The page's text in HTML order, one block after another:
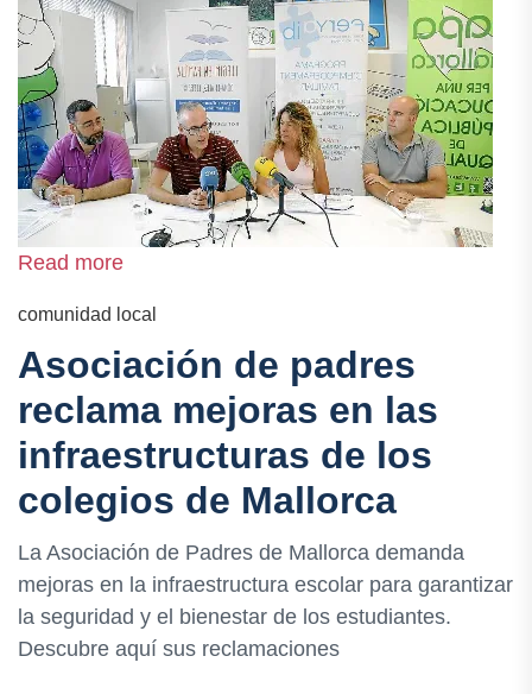
Read more
comunidad local
Asociación de padres
reclama mejoras en las
infraestructuras de los
colegios de Mallorca
La Asociación de Padres de Mallorca demanda
mejoras en la infraestructura escolar para garantizar
la seguridad y el bienestar de los estudiantes.
Descubre aquí sus reclamaciones